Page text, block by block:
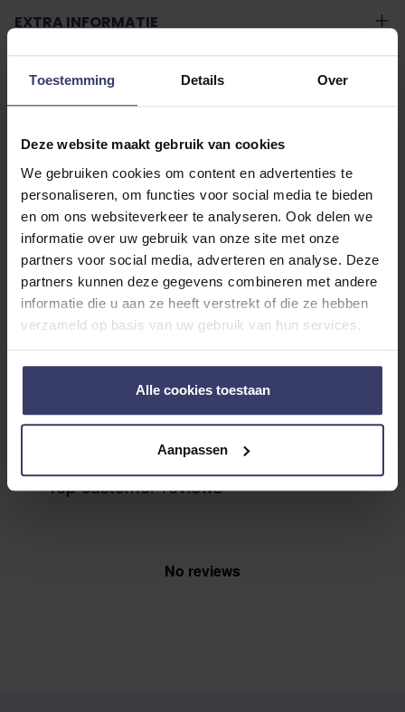
Toestemming Details Over
Deze website maakt gebruik van cookies
We gebruiken cookies om content en advertenties te
personaliseren, om functies voor social media te bieden
en om ons websiteverkeer te analyseren. Ook delen we
informatie over uw gebruik van onze site met onze
partners voor social media, adverteren en analyse. Deze
partners kunnen deze gegevens combineren met andere
informatie die u aan ze heeft verstrekt of die ze hebben
verzameld op basis van uw gebruik van hun services.
Alle cookies toestaan
Aanpassen
EXTRA INFORMATIE
Klantenreviews
0 0 reviews
More info
Schrijf een review Share your thoughts
Top customer reviews
No reviews